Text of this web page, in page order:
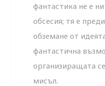
фантастика не е
обсесия; тя е
обземане от
фантастична
организиращата
мисъл.